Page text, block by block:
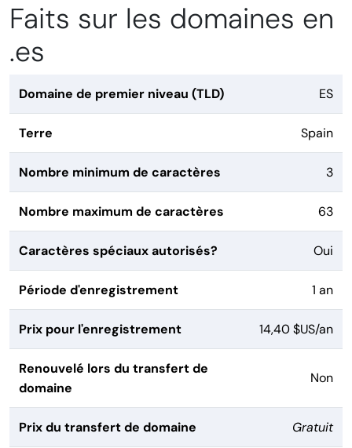
Faits sur les domaines en
.es
Domaine de premier niveau (TLD) ES
Terre Spain
Nombre minimum de caractères 3
Nombre maximum de caractères 63
Caractères spéciaux autorisés? Oui
Période d'enregistrement 1 an
Prix pour l'enregistrement 14,40 $US/an
Renouvelé lors du transfert de
domaine
Non
Prix du transfert de domaine Gratuit